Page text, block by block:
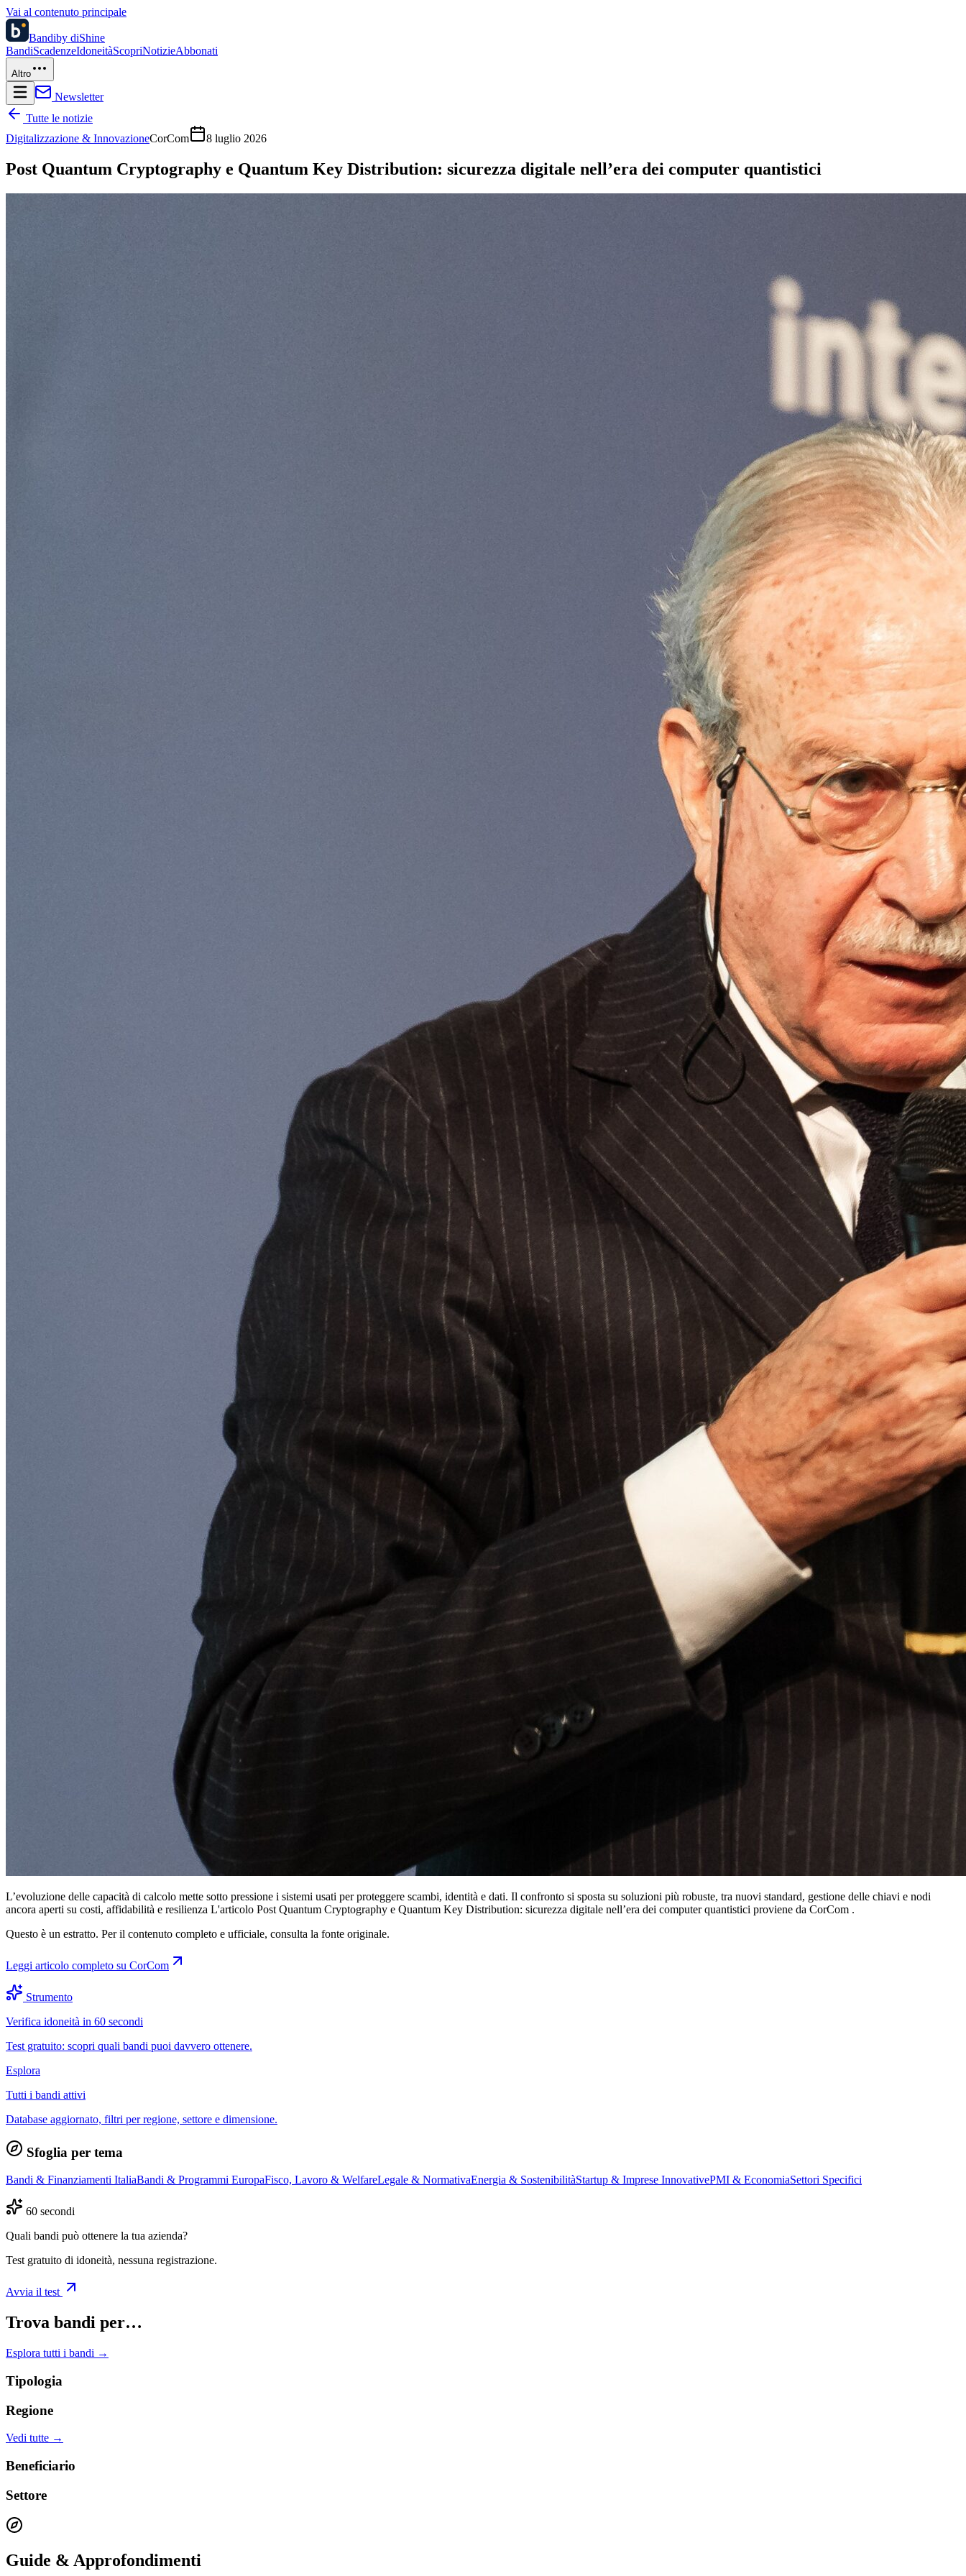
Vai al contenuto principale
Bandiby diShine
BandiScadenzeIdoneitàScopriNotizieAbbonati
Altro
Newsletter
Tutte le notizie
Digitalizzazione & InnovazioneCorCom 8 luglio 2026
Post Quantum Cryptography e Quantum Key Distribution: sicurezza digitale nell’era dei computer quantistici
L’evoluzione delle capacità di calcolo mette sotto pressione i sistemi usati per proteggere scambi, identità e dati. Il confronto si sposta su soluzioni più robuste, tra nuovi standard, gestione delle chiavi e nodi
ancora aperti su costi, affidabilità e resilienza L'articolo Post Quantum Cryptography e Quantum Key Distribution: sicurezza digitale nell’era dei computer quantistici proviene da CorCom .
Questo è un estratto. Per il contenuto completo e ufficiale, consulta la fonte originale.
Leggi articolo completo su CorCom
Strumento
Verifica idoneità in 60 secondi
Test gratuito: scopri quali bandi puoi davvero ottenere.
Esplora
Tutti i bandi attivi
Database aggiornato, filtri per regione, settore e dimensione.
Sfoglia per tema
Bandi & Finanziamenti ItaliaBandi & Programmi EuropaFisco, Lavoro & WelfareLegale & NormativaEnergia & SostenibilitàStartup & Imprese InnovativePMI & EconomiaSettori Specifici
60 secondi
Quali bandi può ottenere la tua azienda?
Test gratuito di idoneità, nessuna registrazione.
Avvia il test
Trova bandi per…
Esplora tutti i bandi →
Tipologia
Regione
Vedi tutte →
Beneficiario
Settore
Guide & Approfondimenti